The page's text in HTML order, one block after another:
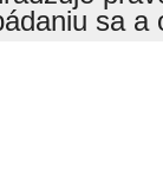
sa